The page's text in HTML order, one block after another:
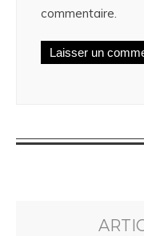
commentaire.